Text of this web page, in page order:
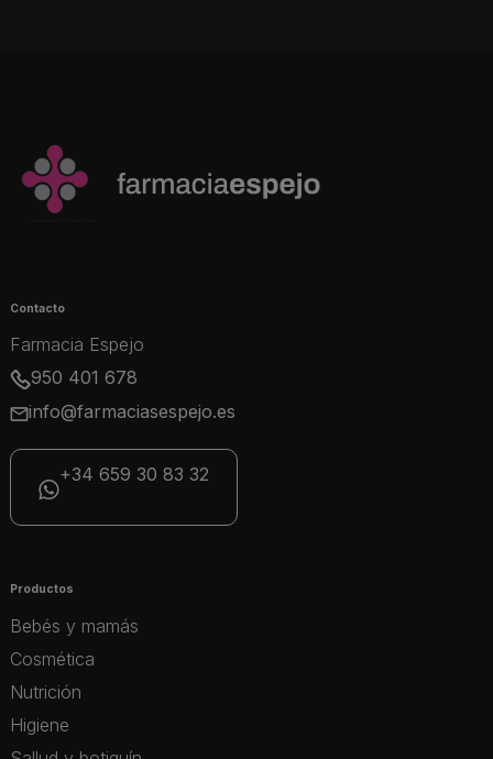
Contacto
Farmacia Espejo
950 401 678
info@farmaciasespejo.es
+34 659 30 83 32
Productos
Bebés y mamás
Cosmética
Nutrición
Higiene